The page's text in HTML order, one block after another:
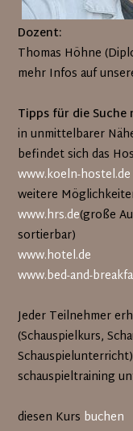
Dozent:
Thomas Höhne
mehr Infos auf
Tipps für die
in unmittelbarer
befindet sich das
www.koeln-hostel.de
weitere
www.hrs.de(große
sortierbar)
www.hotel.de
www.bed-and-
Jeder Teilnehmer
(Schauspielkurs,
schauspieltraining
diesen Kurs buchen